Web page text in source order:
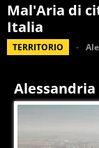
Mal'Aria di
Italia
TERRITORIO
Alessandria